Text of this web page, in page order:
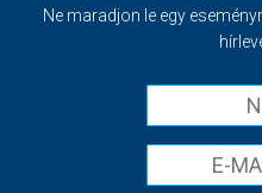
Ne maradjon le egy